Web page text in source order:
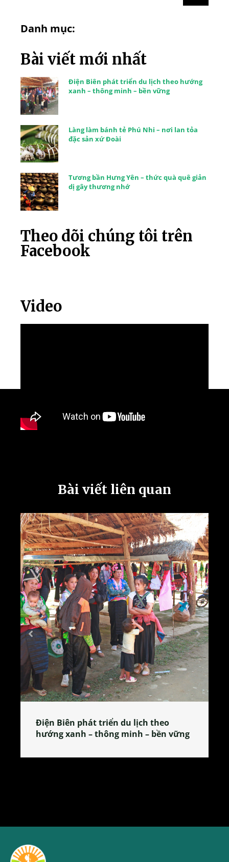
Danh mục:
Bài viết mới nhất
Điện Biên phát triển du lịch theo hướng
xanh – thông minh – bền vững
Làng làm bánh tẻ Phú Nhi – nơi lan tỏa
đặc sản xứ Đoài
Tương bần Hưng Yên – thức quà quê giản
dị gây thương nhớ
Theo dõi chúng tôi trên
Facebook
Video
Bài viết liên quan
vững
Làng làm bánh tẻ Phú Nhi – nơi lan
tỏa đặc sản xứ Đoài